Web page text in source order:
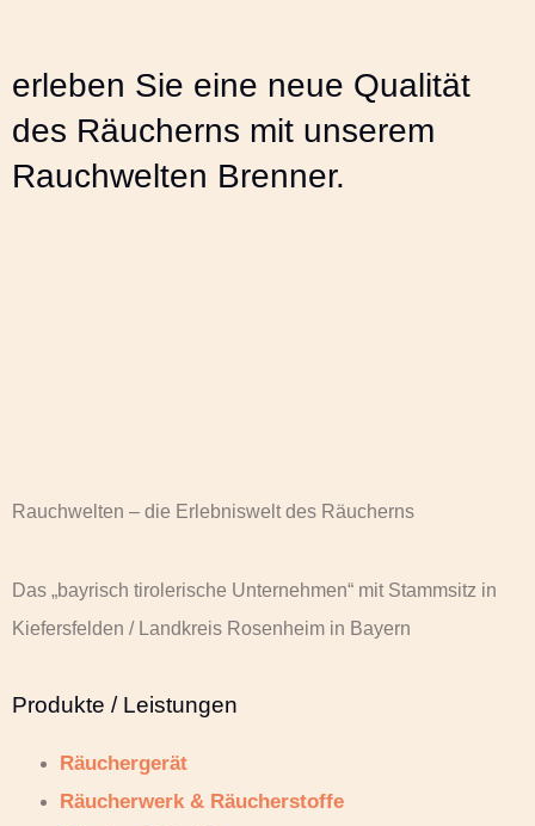
erleben Sie eine neue Qualität
des Räucherns mit unserem
Rauchwelten Brenner.
Rauchwelten – die Erlebniswelt des Räucherns
Das „bayrisch tirolerische Unternehmen“ mit Stammsitz in
Kiefersfelden / Landkreis Rosenheim in Bayern
Produkte / Leistungen
Räuchergerät
Räucherwerk & Räucherstoffe